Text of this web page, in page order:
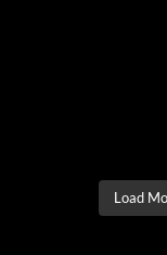
Load